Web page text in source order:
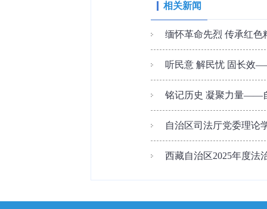
相关新闻
缅怀革命先烈 传承红色
听民意 解民忧 固长效
铭记历史 凝聚力量——
自治区司法厅党委理论
西藏自治区2025年度法